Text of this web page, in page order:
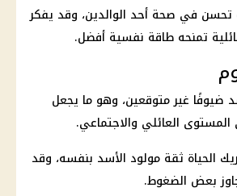
في صحة أحد الوالدين، وقد يفكر
تمنحه طاقة نفسية أفضل.
ضيوفًا غير متوقعين، وهو ما يجعل
المستوى العائلي والاجتماعي.
الحياة ثقة مولود الأسد بنفسه، وقد
بعض الضغوط.